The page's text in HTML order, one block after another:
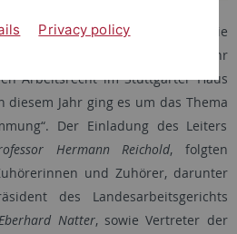
2024 veranstaltete die
Arbeitsrecht zum 11. Mal ihr
Arbeitsrecht im Stuttgarter Haus
diesem Jahr ging es um das Thema
Der Einladung des Leiters
Hermann Reichold, folgten
und Zuhörer, darunter
des Landesarbeitsgerichts
Natter, sowie Vertreter der
Privacy policy